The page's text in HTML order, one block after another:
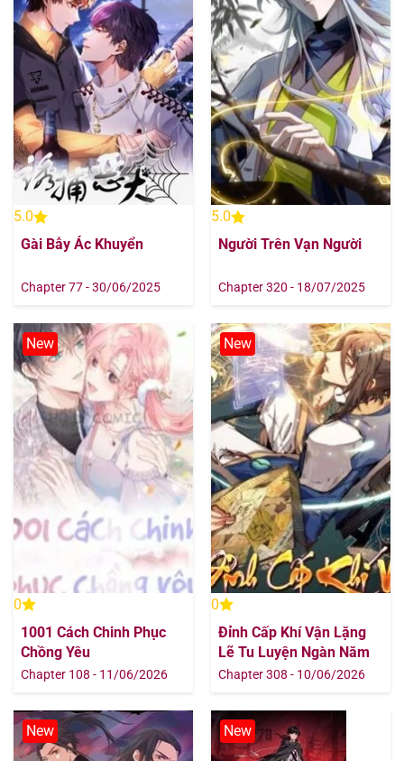
5.0
Gài Bẫy Ác Khuyển
Chapter 77 - 30/06/2025
5.0
Người Trên Vạn Người
Chapter 320 - 18/07/2025
New
0
1001 Cách Chinh Phục
Chồng Yêu
Chapter 108 - 11/06/2026
New
0
Đỉnh Cấp Khí Vận Lặng
Lẽ Tu Luyện Ngàn Năm
Chapter 308 - 10/06/2026
New New